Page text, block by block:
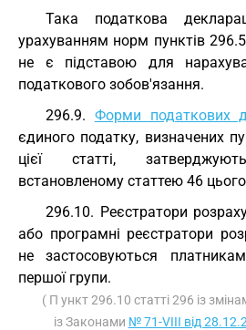
Така податкова
урахуванням норм пунктів 296.5
не є підставою для
податкового зобов'язання.
296.9. Форми податкових
єдиного податку, визначених
цієї статті,
встановленому статтею 46
296.10. Реєстратори
або програмні реєстратори
не застосовуються
першої групи.
( П ункт 296.10 статті 296 із
із Законами № 71-VIII від